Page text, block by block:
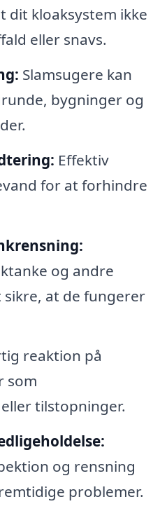
dit kloaksystem ikke
eller snavs.
Slamsugere kan
bygninger og
Effektiv
for at forhindre
og andre
at de fungerer
reaktion på
som
tilstopninger.
og rensning
problemer.